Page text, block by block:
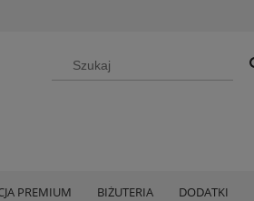
PREMIUM BIŻUTERIA DODATKI